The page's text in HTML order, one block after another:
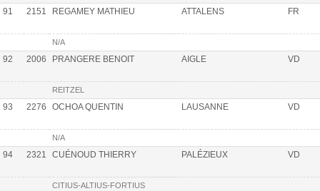
91 2151 REGAMEY MATHIEU ATTALENS FR
N/A
92 2006 PRANGERE BENOIT AIGLE VD
REITZEL
93 2276 OCHOA QUENTIN LAUSANNE VD
N/A
94 2321 CUÉNOUD THIERRY PALÉZIEUX VD
CITIUS-ALTIUS-FORTIUS